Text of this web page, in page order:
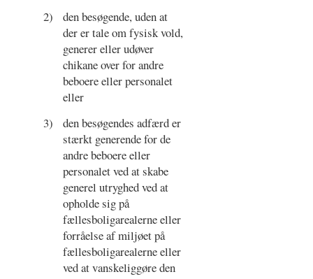
2)
den besøgende, uden at
der er tale om fysisk vold,
generer eller udøver
chikane over for andre
beboere eller personalet
eller
3)
den besøgendes adfærd er
stærkt generende for de
andre beboere eller
personalet ved at skabe
generel utryghed ved at
opholde sig på
fællesboligarealerne eller
forråelse af miljøet på
fællesboligarealerne eller
ved at vanskeliggøre den